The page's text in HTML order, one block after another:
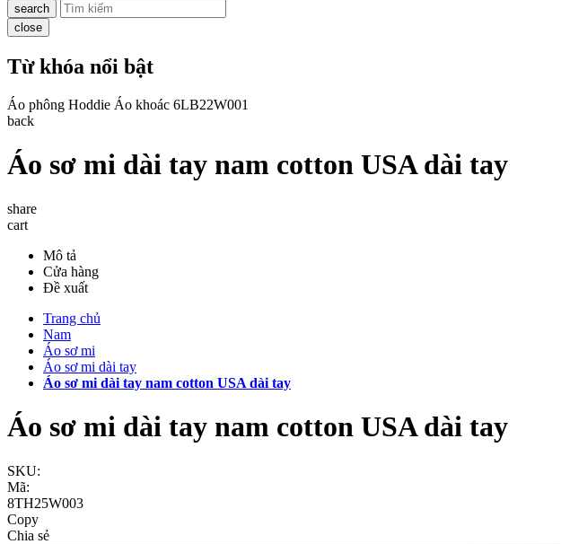
search
close
Từ khóa nổi bật
Áo phông Hoddie Áo khoác 6LB22W001
back
Áo sơ mi dài tay nam cotton USA dài tay
share
cart
Mô tả
Cửa hàng
Đề xuất
Trang chủ
Nam
Áo sơ mi
Áo sơ mi dài tay
Áo sơ mi dài tay nam cotton USA dài tay
Áo sơ mi dài tay nam cotton USA dài tay
SKU:
Mã:
8TH25W003
Copy
Chia sẻ